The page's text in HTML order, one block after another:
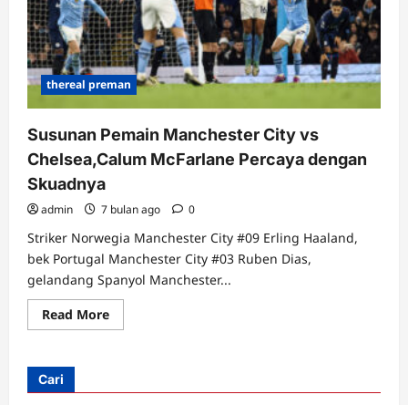
thereal preman
Susunan Pemain Manchester City vs
Chelsea,Calum McFarlane Percaya dengan
Skuadnya
admin 7 bulan ago 0
Striker Norwegia Manchester City #09 Erling Haaland,
bek Portugal Manchester City #03 Ruben Dias,
gelandang Spanyol Manchester...
Read MoreRead
more
City
Cari